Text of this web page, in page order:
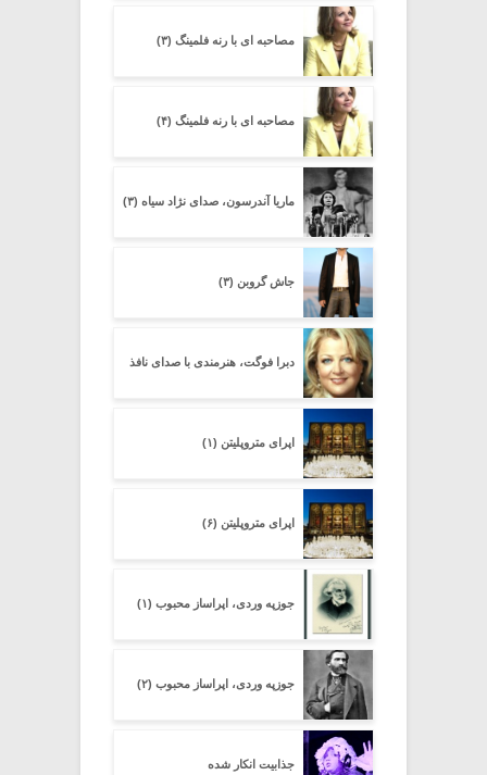
مصاحبه ای با رنه فلمینگ (۳)
مصاحبه ای با رنه فلمینگ (۴)
ماریا آندرسون، صدای نژاد سیاه (۳)
جاش گروبن (۳)
دبرا فوگت، هنرمندی با صدای نافذ
اپرای متروپلیتن (۱)
اپرای متروپلیتن (۶)
جوزپه وردی، اپراساز محبوب (۱)
جوزپه وردی، اپراساز محبوب (۲)
جذابیت انکار شده